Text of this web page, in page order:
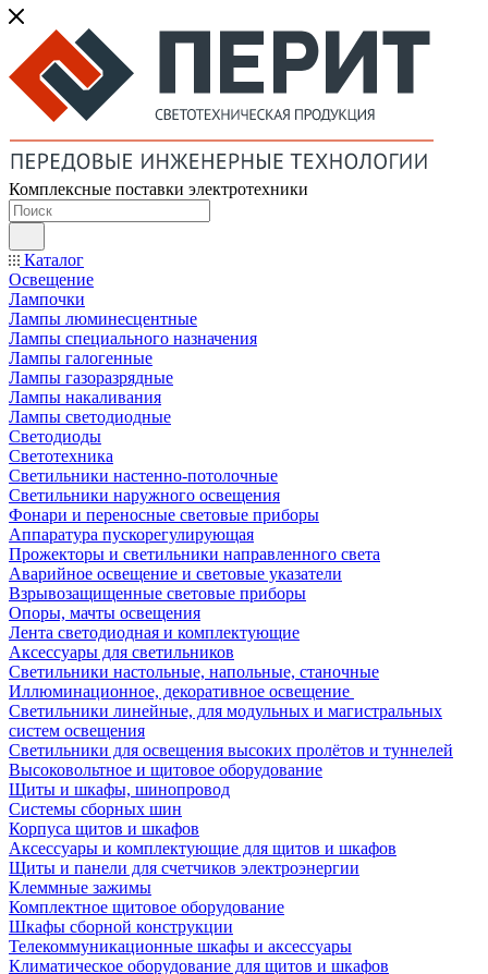
Комплексные поставки электротехники
Каталог
Освещение
Лампочки
Лампы люминесцентные
Лампы специального назначения
Лампы галогенные
Лампы газоразрядные
Лампы накаливания
Лампы светодиодные
Светодиоды
Светотехника
Светильники настенно-потолочные
Светильники наружного освещения
Фонари и переносные световые приборы
Аппаратура пускорегулирующая
Прожекторы и светильники направленного света
Аварийное освещение и световые указатели
Взрывозащищенные световые приборы
Опоры, мачты освещения
Лента светодиодная и комплектующие
Аксессуары для светильников
Светильники настольные, напольные, станочные
Иллюминационное, декоративное освещение
Светильники линейные, для модульных и магистральных
систем освещения
Светильники для освещения высоких пролётов и туннелей
Высоковольтное и щитовое оборудование
Щиты и шкафы, шинопровод
Системы сборных шин
Корпуса щитов и шкафов
Аксессуары и комплектующие для щитов и шкафов
Щиты и панели для счетчиков электроэнергии
Клеммные зажимы
Комплектное щитовое оборудование
Шкафы сборной конструкции
Телекоммуникационные шкафы и аксессуары
Климатическое оборудование для щитов и шкафов